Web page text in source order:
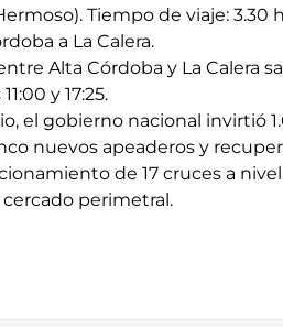
Tiempo de viaje: 3.30
a La Calera.
Alta Córdoba y La Calera
y 17:25.
el gobierno nacional invirtió
nuevos apeaderos y
de 17 cruces a
perimetral.